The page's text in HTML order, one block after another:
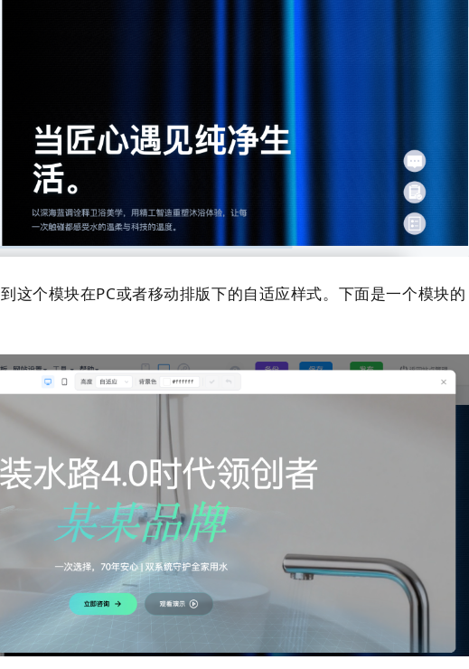
这个模块在PC或者移动排版下的自适应样式。下面是一个模块的